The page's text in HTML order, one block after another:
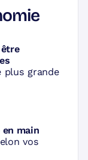
plus grande
main
vos